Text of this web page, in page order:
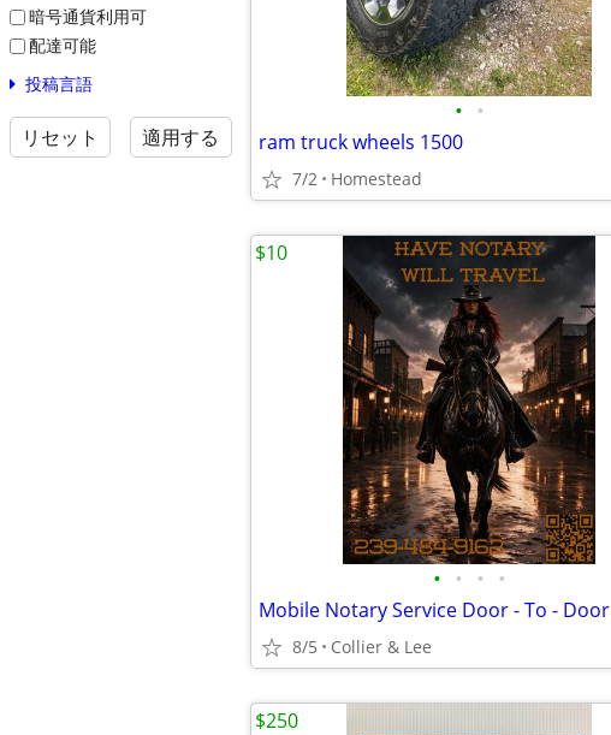
暗号通貨利用可
配達可能
投稿言語
リセット 適用する
• •
ram truck wheels 1500
7/2 Homestead
• • • •
Mobile Notary Service Door - To - Door
8/5 Collier & Lee
$10
$250